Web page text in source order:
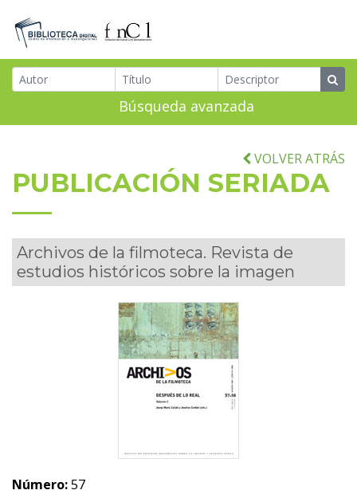
Búsqueda avanzada
VOLVER ATRÁS
PUBLICACIÓN SERIADA
Archivos de la filmoteca. Revista de
estudios históricos sobre la imagen
Número:57